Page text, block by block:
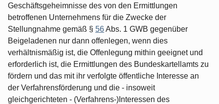
Geschäftsgeheimnisse des von den Ermittlungen
betroffenen Unternehmens für die Zwecke der
Stellungnahme gemäß § 56Abs. 1 GWB gegenüber
Beigeladenen nur dann offenlegen, wenn dies
verhältnismäßig ist, die Offenlegung mithin geeignet und
erforderlich ist, die Ermittlungen des Bundeskartellamts zu
fördern und das mit ihr verfolgte öffentliche Interesse an
der Verfahrensförderung und die - insoweit
gleichgerichteten - (Verfahrens-)Interessen des